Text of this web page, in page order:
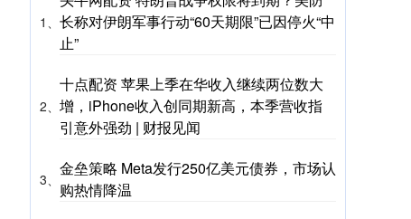
1、 长称对伊朗军事行动“60天期限”已因停火“中
止”
2、
十点配资 苹果上季在华收入继续两位数大
增，iPhone收入创同期新高，本季营收指
引意外强劲 | 财报见闻
3、
金垒策略 Meta发行250亿美元债券，市场认
购热情降温